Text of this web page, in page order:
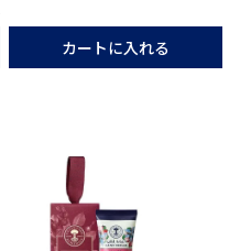
カートに入れる